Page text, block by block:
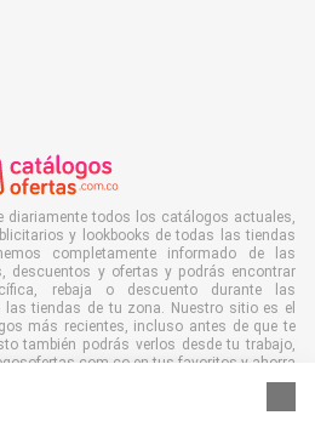
diariamente todos los catálogos actuales,
y lookbooks de todas las tiendas
completamente informado de las
descuentos y ofertas y podrás encontrar
rebaja o descuento durante las
tiendas de tu zona. Nuestro sitio es el
más recientes, incluso antes de que te
también podrás verlos desde tu trabajo,
en tus favoritos y ahorra
leyendo folletos publicitarios digitales,
y favoreces nuestro medio ambiente.